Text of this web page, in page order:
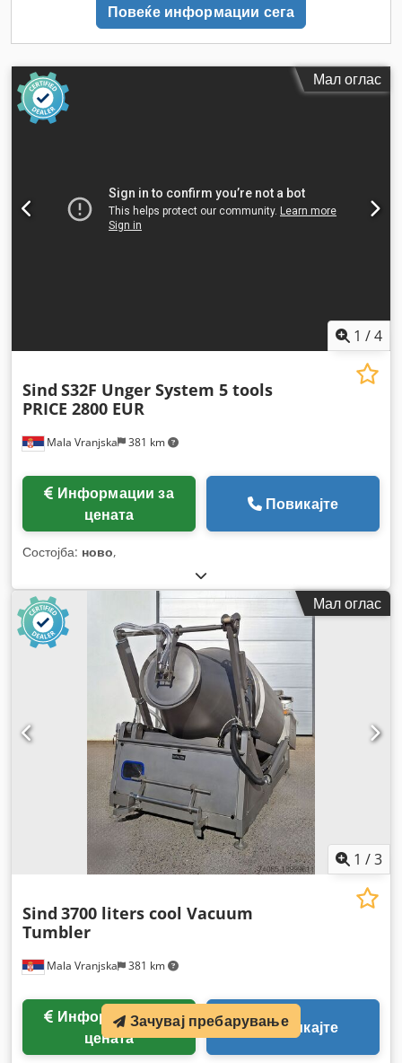
Повеќе информации сега
Мал оглас
1 /4
Mala Vranjska 381 km
Sind S32F Unger System 5 tools
PRICE 2800 EUR
цената
Повикајте
Состојба: ново,
Мал оглас
1 /3
Mala Vranjska 381 km
Sind 3700 liters cool Vacuum
Tumbler
цената
Повикајте
Зачувај пребарување